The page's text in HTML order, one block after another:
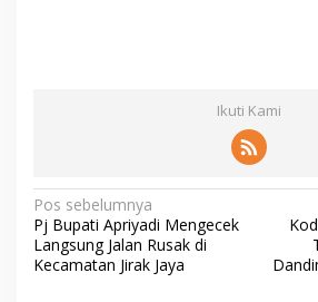
Ikuti Kami
N
a
v
Pos sebelumnya
Pj Bupati Apriyadi Mengecek
Langsung Jalan Rusak di
Kecamatan Jirak Jaya